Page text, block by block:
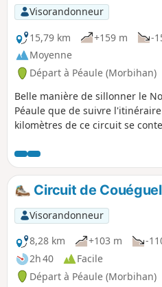
Visorandonneur
15,79 km
+159 m -
Moyenne
Départ à Péaule (Morbihan)
Belle manière de sillonner le
Péaule que de suivre
kilomètres de ce circuit se
que l'on aborde le Ruisseau du
commune. Et au passage, on
beaux exemples d'architecture
moulins ou les Chapelles de
mais aussi bien d'autres
Circuit de Couéguel
Visorandonneur
8,28 km
+103 m
-
2h 40
Facile
Départ à Péaule (Morbihan)